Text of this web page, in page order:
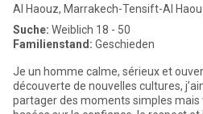
Al Haouz, Marrakech-Tensift-Al
Suche: Weiblich 18 - 50
Familienstand: Geschieden
Je un homme calme, sérieux et ouvert d’esprit. Passionné par la
découverte de nouvelles cultures,
partager des moments simples mais